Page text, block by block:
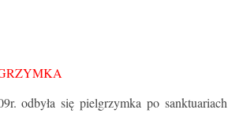
odbyła się pielgrzymka po sanktuariach